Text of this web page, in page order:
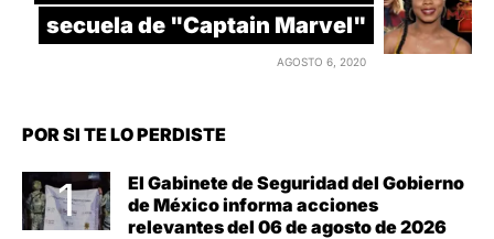
secuela de "Captain Marvel"
AGOSTO 6, 2020
POR SI TE LO PERDISTE
El Gabinete de Seguridad del Gobierno
de México informa acciones
relevantes del 06 de agosto de 2026